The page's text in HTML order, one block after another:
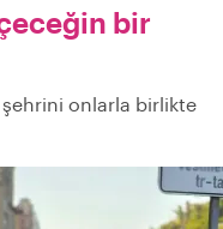
bir
onlarla birlikte